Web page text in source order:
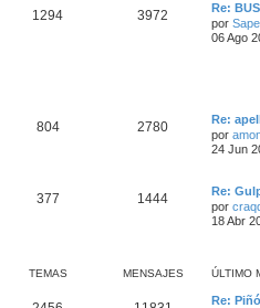
1294 3972
Re:
por
06 Ago
804 2780
Re:
por
24 Jun
377 1444
Re:
por
18 Abr
TEMAS MENSAJES ÚLTIMO
Re: